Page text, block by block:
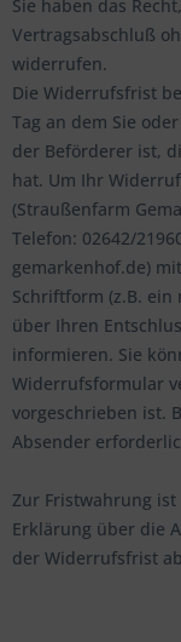
Sie haben das
Vertragsabschluß
widerrufen.
Die Widerrufsfrist
Tag an dem Sie
der Beförderer ist,
hat. Um Ihr
(Straußenfarm
Telefon: 02642/
gemarkenhof.de)
Schriftform (z.B.
über Ihren
informieren. Sie
Widerrufsformular
vorgeschrieben ist.
Absender
Zur Fristwahrung
Erklärung über die
der Widerrufsfrist